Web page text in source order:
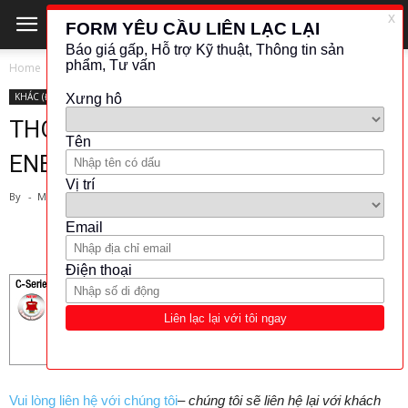
Home KHÁC (ĐO LƯỜNG - KIỂM TRA)
KHÁC (ĐO LƯỜNG - KIỂM TRA)
THORLAB-LASER POWER AND
ENERGY METER (PM 100 USB)
By - March 29, 2019 749
Vui lòng liên hệ với chúng tôi–chúng tôi sẽ liên hệ lại với khách